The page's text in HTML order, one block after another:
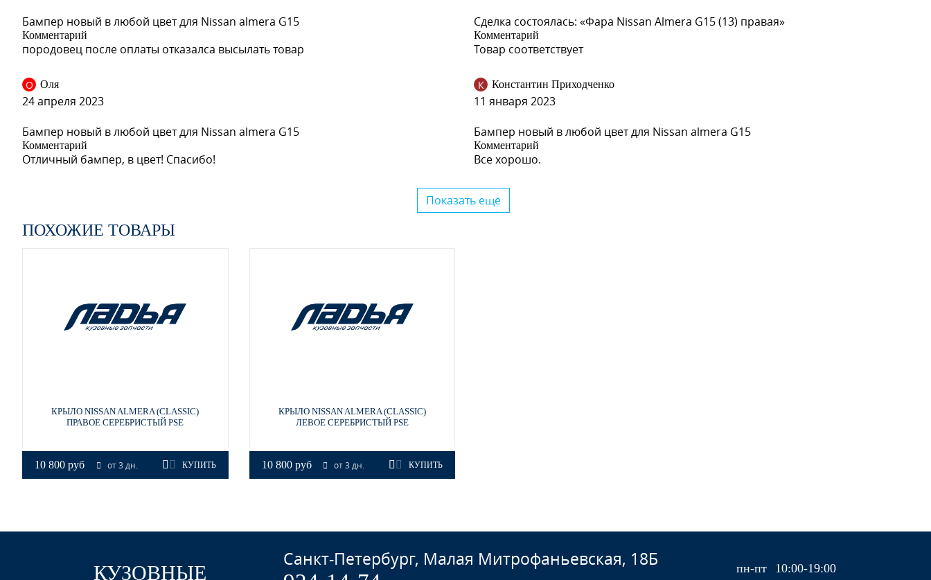
BPE - WHITE PEARL
BPE - WHITE PEARL
EEC - BLACK METALLIC
EEC - BLACK METALLIC
SCE - SONIC BLUE
Бампер новый в любой цвет для Nissan almera G15
Комментарий
породовец после оплаты отказалса высылать товар
Сделка состоялась: «Фара Nissan Almera G15 (13) правая»
Комментарий
Товар соответствует
О Оля
24 апреля 2023
Бампер новый в любой цвет для Nissan almera G15
Комментарий
Отличный бампер, в цвет! Спасибо!
К Константин Приходченко
11 января 2023
Бампер новый в любой цвет для Nissan almera G15
Комментарий
Все хорошо.
Показать ещё
ПОХОЖИЕ ТОВАРЫ
КРЫЛО NISSAN ALMERA (CLASSIC)
ПРАВОЕ СЕРЕБРИСТЫЙ PSE
10 800 руб от 3 дн. КУПИТЬ
КРЫЛО NISSAN ALMERA (CLASSIC)
ЛЕВОЕ СЕРЕБРИСТЫЙ PSE
10 800 руб от 3 дн. КУПИТЬ
КУЗОВНЫЕ
Санкт-Петербург, Малая Митрофаньевская, 18Б пн-пт 10:00-19:00